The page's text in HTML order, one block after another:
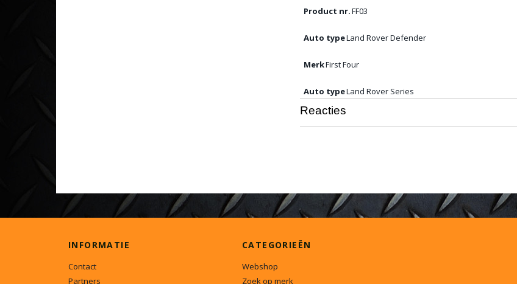
Product nr.FF03
Auto typeLand Rover Defender
MerkFirst Four
Auto typeLand Rover Series
Reacties
INFORMATIE
Contact
Partners
CATEGORIEËN
Webshop
Zoek op merk